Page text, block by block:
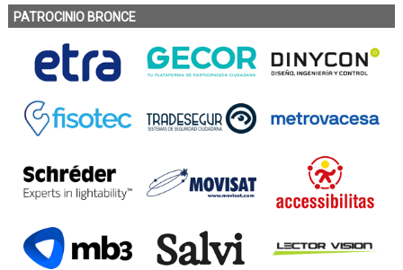
PATROCINIO BRONCE